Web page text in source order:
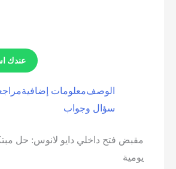
عندك استفسار؟ تواصل معانا
معلومات إضافيةمراجعات (0)
سؤال وجواب
فتح داخلي دايو لانوس: حل مبتكر لمشاكل